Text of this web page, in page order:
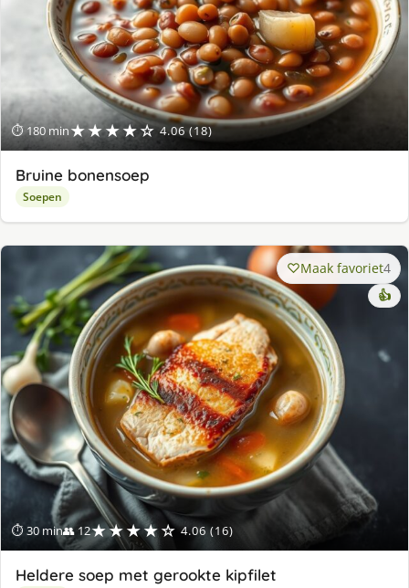
⏱ 180 min★★★★☆ 4.06 (18)
Bruine bonensoep
Soepen
⏱ 30 min👥 12★★★★☆ 4.06 (16)
Maak favoriet4
👍
Heldere soep met gerookte kipfilet